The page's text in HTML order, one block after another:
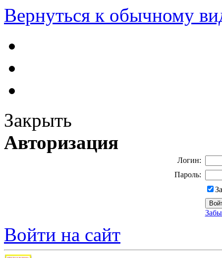
Вернуться к обычному
Закрыть
Авторизация
Логин:
Пароль:
Войти на сайт